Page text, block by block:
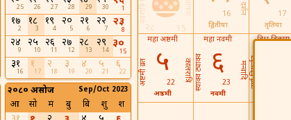
25 26 27 28 29 30 1
१७
2
१८
3
१९
4
२०
5
२१
6
२२
7
२३
8
२४
9
२५
10
२६
11
२७
12
२८
13
२९
14
३०
15
३१
16
१
17
२
18
३
19
४
20
५
21
६
22
२०८० असोज Sep/Oct 2023
आ सो मं बु बि शु श
२८ 15
16
द्वितीया
17
तृतिया
महा अष्ठमी
कालरात्रि
अष्टमी व्रत ५
22
अष्ठमी
महा नवमी
मन्वादि
स्याक्व ट्याक्व ६
23
नवमी
विश्व विकास
दुर्गा विसर्जन